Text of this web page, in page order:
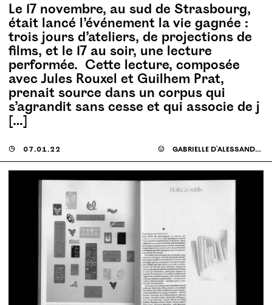
Le 17 novembre, au sud de Strasbourg,
était lancé l’événement la vie gagnée :
trois jours d’ateliers, de projections de
films, et le 17 au soir, une lecture
performée. Cette lecture, composée
avec Jules Rouxel et Guilhem Prat,
prenait source dans un corpus qui
s’agrandit sans cesse et qui associe de j
[…]
◶ 07.01.22 ☺ gabrielle d'alessandro